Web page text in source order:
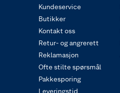
Kundeservice
Butikker
Kontakt oss
Retur- og angrerett
Reklamasjon
Ofte stilte spørsmål
Pakkesporing
Leveringstid